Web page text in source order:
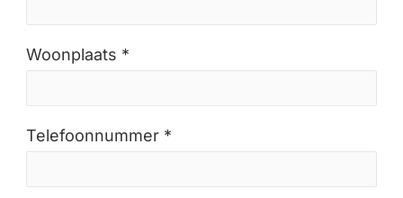
Woonplaats *
Telefoonnummer *